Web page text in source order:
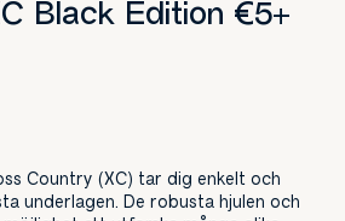
Black Edition €5+
Country (XC) tar dig enkelt och
underlagen. De robusta hjulen och